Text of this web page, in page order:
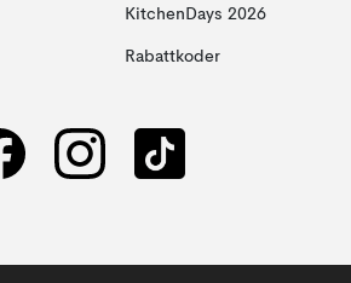
KitchenDays 2026
Rabattkoder